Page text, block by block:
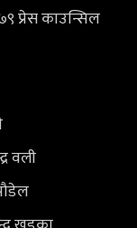
प्रेस काउन्सिल
वली